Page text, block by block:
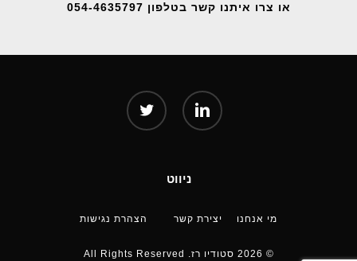
או צרו איתנו קשר בטלפון 054-4635797
twitter linkedin
ניווט
מי אנחנו יצירת קשר הצהרת נגישות
© 2026 סטודיו רז. All Rights Reserved